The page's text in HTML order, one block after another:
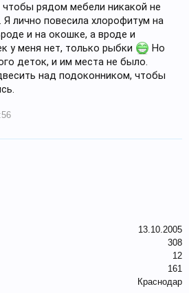
рядом мебели никакой не
лично повесила хлорофитум на
и на окошке, а вроде и
у меня нет, только рыбки
Но
деток, и им места не было.
над подоконником, чтобы
13.10.2005
308
12
161
Краснодар